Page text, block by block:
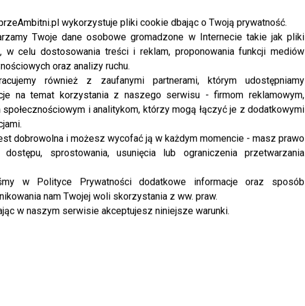
wykorzystuje pliki cookie dbając o Twoją prywatność.
Twoje dane osobowe gromadzone w Internecie takie jak pliki
w celu dostosowania treści i reklam, proponowania funkcji mediów
oraz analizy ruchu.
również z zaufanymi partnerami, którym udostępniamy
na temat korzystania z naszego serwisu - firmom reklamowym,
społecznościowym i analitykom, którzy mogą łączyć je z dodatkowymi
dobrowolna i możesz wycofać ją w każdym momencie - masz prawo
dostępu, sprostowania, usunięcia lub ograniczenia przetwarzania
w Polityce Prywatności dodatkowe informacje oraz sposób
nam Twojej woli skorzystania z ww. praw.
w naszym serwisie akceptujesz niniejsze warunki.
NEWS
Poprawianie i dbanie o piersi – znasz
te metody?
Symbolem kobiecości, tym co wyróżnia płeć piękną
są bez wątpienia piersi. Bazując na atawistycznych
instynktach kojarzą się z płodnością, sytością i
Jak się pozbyć tatuażu? Sprawdź!
To jedna z najbardziej znanych współcześnie
anegdot o tatuażach: gdy George Clooney na